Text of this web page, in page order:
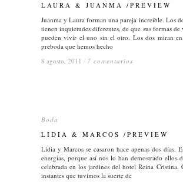
LAURA & JUANMA /PREVIEW
Juanma y Laura forman una pareja increíble. Los
tienen inquietudes diferentes, de que sus formas
pueden vivir el uno sin el otro. Los dos miran
preboda que hemos hecho
8 agosto, 2011 / 7 comentarios
LAURA & JUANMA /PREVIEW
8 agosto, 2011 / 7 comentarios
Boda
LIDIA & MARCOS /PREVIEW
Lidia y Marcos se casaron hace apenas dos días.
energías, porque así nos lo han demostrado ellos
celebrada en los jardines del hotel Reina
instantes que tuvimos la suerte de
Boda
LIDIA & MARCOS /PREVIEW